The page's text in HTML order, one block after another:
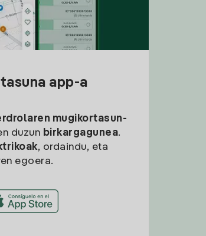
app-a
mugikortasun-
duzun birkargagunea.
, ordaindu, eta
egoera.